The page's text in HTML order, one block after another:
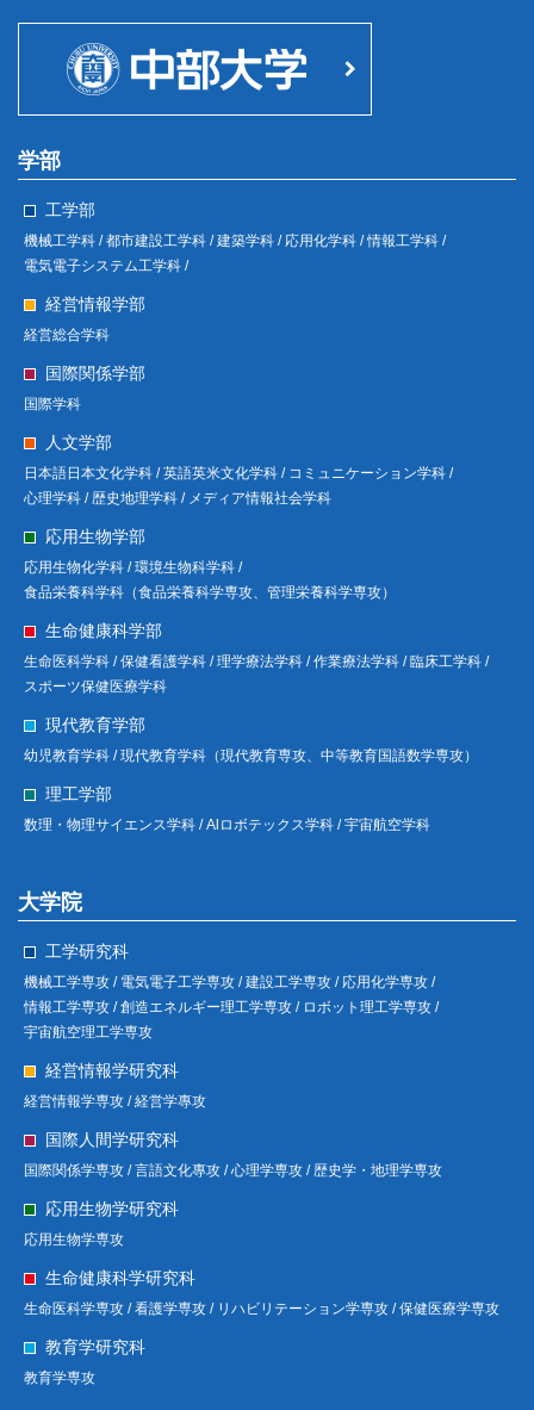
学部
工学部
機械工学科 / 都市建設工学科 / 建築学科 / 応用化学科 / 情報工学科 /
電気電子システム工学科 /
経営情報学部
経営総合学科
国際関係学部
国際学科
人文学部
日本語日本文化学科 / 英語英米文化学科 / コミュニケーション学科 /
心理学科 / 歴史地理学科 / メディア情報社会学科
応用生物学部
応用生物化学科 / 環境生物科学科 /
食品栄養科学科（食品栄養科学専攻、管理栄養科学専攻）
生命健康科学部
生命医科学科 / 保健看護学科 / 理学療法学科 / 作業療法学科 / 臨床工学科 /
スポーツ保健医療学科
現代教育学部
幼児教育学科 / 現代教育学科（現代教育専攻、中等教育国語数学専攻）
理工学部
数理・物理サイエンス学科 / Alロボテックス学科 / 宇宙航空学科
大学院
工学研究科
機械工学専攻 / 電気電子工学専攻 / 建設工学専攻 / 応用化学専攻 /
情報工学専攻 / 創造エネルギー理工学専攻 / ロボット理工学専攻 /
宇宙航空理工学専攻
経営情報学研究科
経営情報学専攻 / 経営学專攻
国際人間学研究科
国際関係学専攻 / 言語文化專攻 / 心理学専攻 / 歴史学・地理学専攻
応用生物学研究科
応用生物学専攻
生命健康科学研究科
生命医科学専攻 / 看護学専攻 / リハビリテーション学専攻 / 保健医療学専攻
教育学研究科
教育学専攻